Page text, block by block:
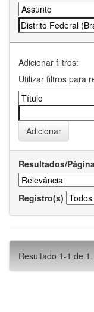
Adicionar filtros:
Utilizar filtros para
Resultados/
Registro(s)
Resultado 1-1 de 1.